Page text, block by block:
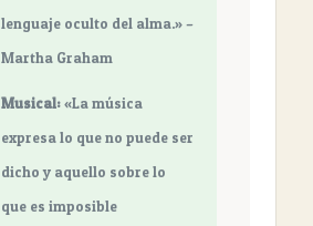
lenguaje oculto del alma.» –
Martha Graham
Musical:«La música
expresa lo que no puede ser
dicho y aquello sobre lo
que es imposible